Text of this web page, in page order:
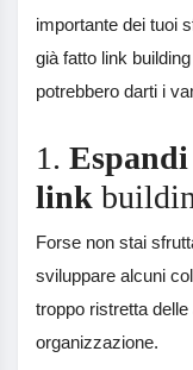
importante dei tuoi
già fatto link
potrebbero darti i
1.
link
Forse non stai
sviluppare alcuni
troppo ristretta delle
organizzazione.